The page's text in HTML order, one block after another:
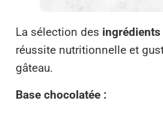
La sélection des ingrédients
réussite nutritionnelle et
gâteau.
Base chocolatée :